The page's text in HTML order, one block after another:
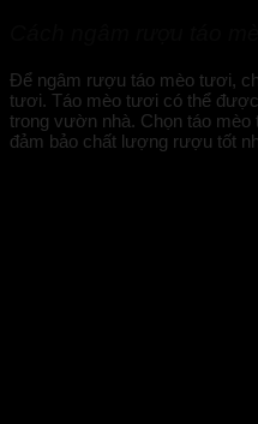
Để ngâm rượu táo mèo tươi,
tươi. Táo mèo tươi có thể
trong vườn nhà. Chọn táo
đảm bảo chất lượng rượu tốt